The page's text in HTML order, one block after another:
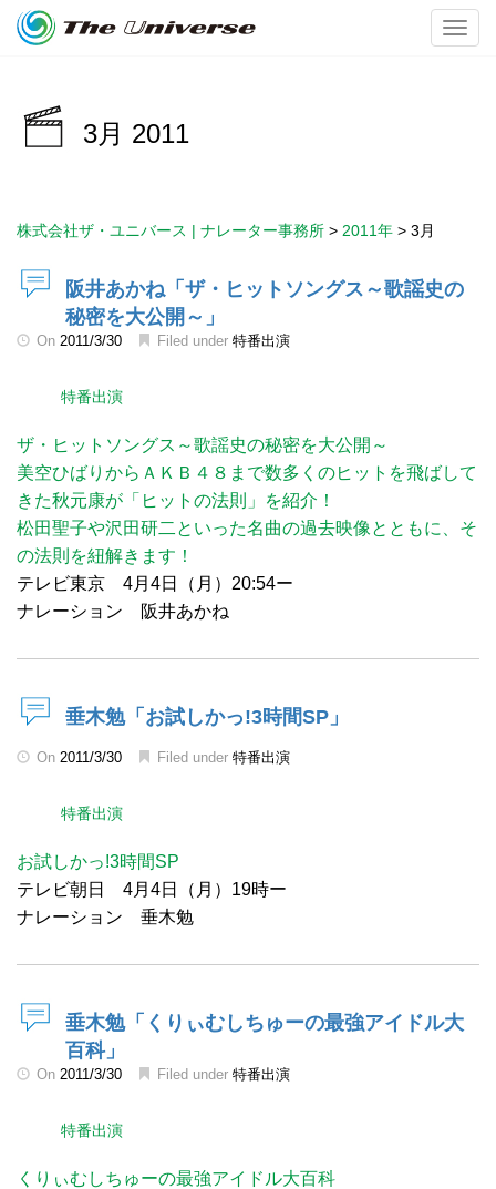
3月 2011
株式会社ザ・ユニバース | ナレーター事務所 > 2011年 > 3月
阪井あかね「ザ・ヒットソングス～歌謡史の
秘密を大公開～」
On 2011/3/30 Filed under 特番出演
特番出演
ザ・ヒットソングス～歌謡史の秘密を大公開～
美空ひばりからＡＫＢ４８まで数多くのヒットを飛ばして
きた秋元康が「ヒットの法則」を紹介！
松田聖子や沢田研二といった名曲の過去映像とともに、そ
の法則を紐解きます！
テレビ東京 4月4日（月）20:54ー
ナレーション 阪井あかね
垂木勉「お試しかっ!3時間SP」
On 2011/3/30 Filed under 特番出演
特番出演
お試しかっ!3時間SP
テレビ朝日 4月4日（月）19時ー
ナレーション 垂木勉
垂木勉「くりぃむしちゅーの最強アイドル大
百科」
On 2011/3/30 Filed under 特番出演
特番出演
くりぃむしちゅーの最強アイドル大百科